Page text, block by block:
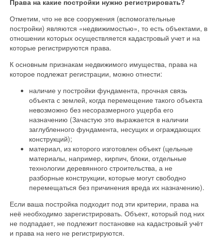
Отметим, что не все сооружения (вспомогательные
постройки) являются «недвижимостью», то есть объектами, в
отношении которых осуществляется кадастровый учет и на
которые регистрируются права.
К основным признакам недвижимого имущества, права на
которое подлежат регистрации, можно отнести:
наличие у постройки фундамента, прочная связь
объекта с землей, когда перемещение такого объекта
невозможно без несоразмерного ущерба его
назначению (Зачастую это выражается в наличии
заглубленного фундамента, несущих и ограждающих
конструкций);
материал, из которого изготовлен объект (цельные
материалы, например, кирпич, блоки, отдельные
технологии деревянного строительства, а не
разборные конструкции, которые могут свободно
перемещаться без причинения вреда их назначению).
Если ваша постройка подходит под эти критерии, права на
неё необходимо зарегистрировать. Объект, который под них
не подпадает, не подлежит постановке на кадастровый учёт
и права на него не регистрируются.